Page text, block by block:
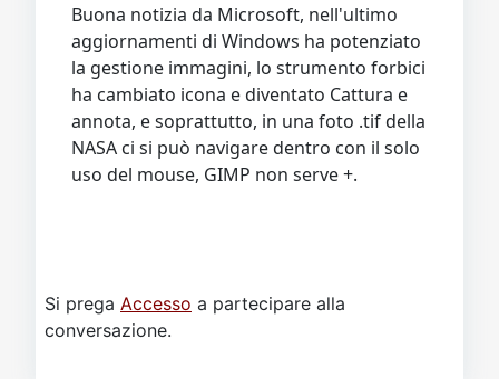
Buona notizia da Microsoft, nell'ultimo
aggiornamenti di Windows ha potenziato
la gestione immagini, lo strumento forbici
ha cambiato icona e diventato Cattura e
annota, e soprattutto, in una foto .tif della
NASA ci si può navigare dentro con il solo
uso del mouse, GIMP non serve +.
Si prega Accesso a partecipare alla
conversazione.